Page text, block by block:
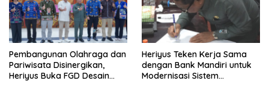
Pembangunan Olahraga dan
Pariwisata Disinergikan,
Heriyus Buka FGD Desain
Heriyus Teken Kerja Sama
dengan Bank Mandiri untuk
Modernisasi Sistem